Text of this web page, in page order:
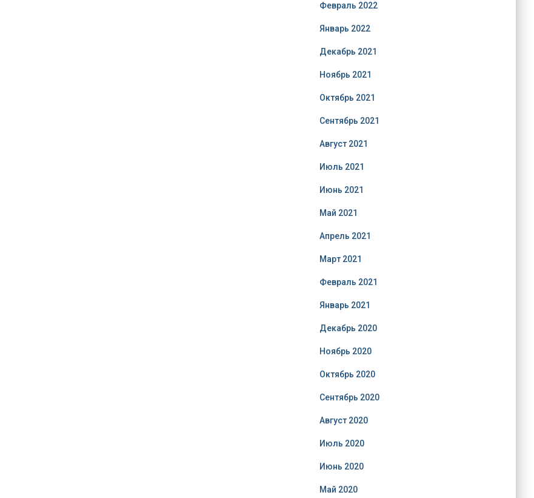
Февраль 2022
Январь 2022
Декабрь 2021
Ноябрь 2021
Октябрь 2021
Сентябрь 2021
Август 2021
Июль 2021
Июнь 2021
Май 2021
Апрель 2021
Март 2021
Февраль 2021
Январь 2021
Декабрь 2020
Ноябрь 2020
Октябрь 2020
Сентябрь 2020
Август 2020
Июль 2020
Июнь 2020
Май 2020